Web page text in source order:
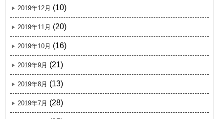
2019年12月 (10)
2019年11月 (20)
2019年10月 (16)
2019年9月 (21)
2019年8月 (13)
2019年7月 (28)